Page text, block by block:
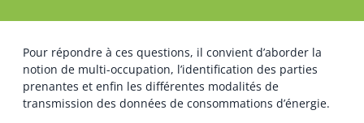
Pour répondre à ces questions, il convient d’aborder la
notion de multi-occupation, l’identification des parties
prenantes et enfin les différentes modalités de
transmission des données de consommations d’énergie.